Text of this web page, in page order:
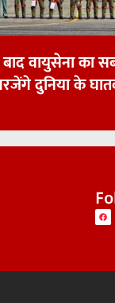
वायुसेना का
दुनिया के